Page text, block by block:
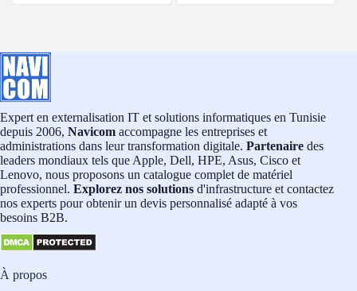
Expert en externalisation IT et solutions informatiques en Tunisie
depuis 2006, Navicom accompagne les entreprises et
administrations dans leur transformation digitale. Partenaire des
leaders mondiaux tels que Apple, Dell, HPE, Asus, Cisco et
Lenovo, nous proposons un catalogue complet de matériel
professionnel. Explorez nos solutions d'infrastructure et contactez
nos experts pour obtenir un devis personnalisé adapté à vos
besoins B2B.
À propos